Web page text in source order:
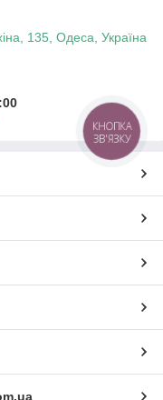
135, Одеса, Україна
КНОПКА
ЗВ'ЯЗКУ